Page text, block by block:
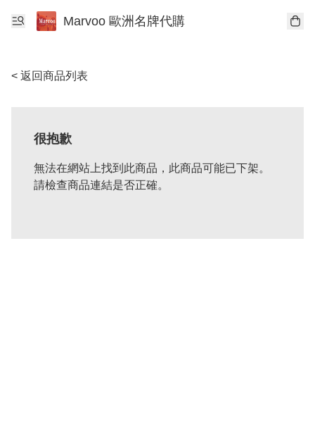
Marvoo 歐洲名牌代購
< 返回商品列表
很抱歉
無法在網站上找到此商品，此商品可能已下架。
請檢查商品連結是否正確。